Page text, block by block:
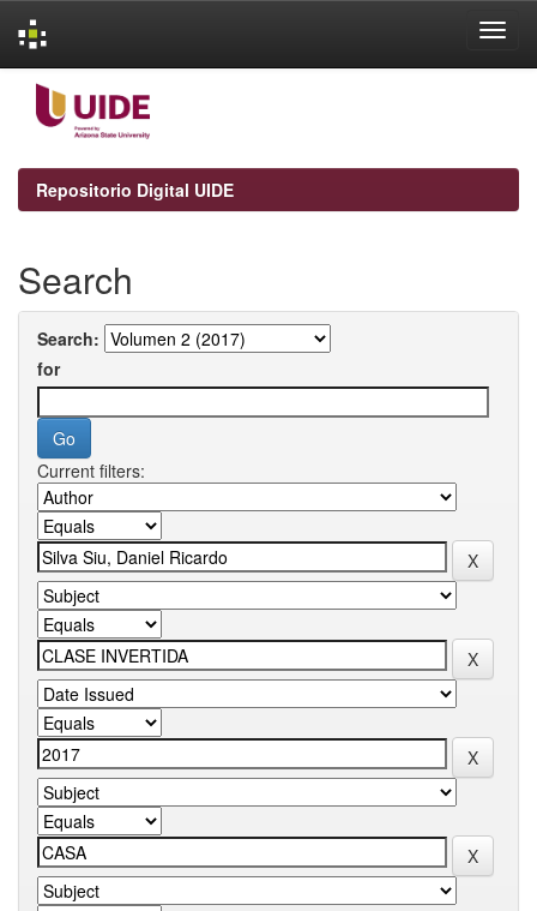
navigation
Repositorio Digital UIDE
Search
Search:
for
Current filters: